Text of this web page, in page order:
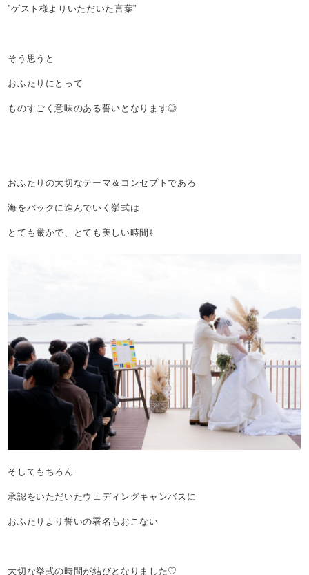
”ゲスト様よりいただいた言葉”
そう思うと
おふたりにとって
ものすごく意味のある誓いとなります◎
おふたりの大切なテーマ＆コンセプトである
海をバックに進んでいく挙式は
とても厳かで、とても美しい時間⇩
そしてもちろん
承認をいただいたウェディングキャンバスに
おふたりより誓いの署名もおこない
大切な挙式の時間が結びとなりました♡